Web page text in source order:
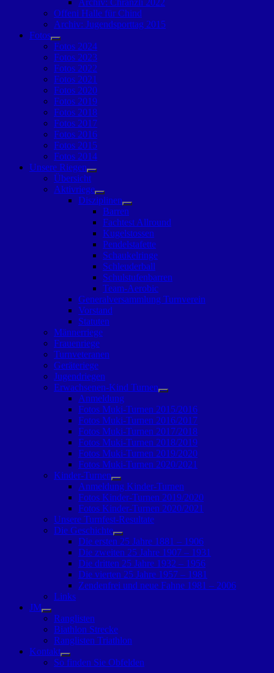
anzeigen
Archiv: Chränzli 2022
Offeni Halle für Chind
Archiv: Jugendsporttag 2015
Fotos
Untermenü
anzeigen
Fotos 2024
Fotos 2023
Fotos 2022
Fotos 2021
Fotos 2020
Fotos 2019
Fotos 2018
Fotos 2017
Fotos 2016
Fotos 2015
Fotos 2014
Unsere Riegen
Untermenü
Übersicht
Aktivriege
Untermenü
anzeigen
Disziplinen
Untermenü
anzeigen
Barren
Fachtest Allround
Kugelstossen
Pendelstafette
Schaukelringe
Schleuderball
Schulstufenbarren
Team-Aerobic
Generalversammlung Turnverein
Vorstand
Statuten
Männerriege
Frauenriege
Turnveteranen
Geräteriege
Jugendriegen
Erwachsenen-Kind Turnen
Untermenü
anzeigen
Anmeldung
Fotos Muki-Turnen 2015/2016
Fotos Muki-Turnen 2016/2017
Fotos Muki-Turnen 2017/2018
Fotos Muki-Turnen 2018/2019
Fotos Muki-Turnen 2019/2020
Fotos Muki-Turnen 2020/2021
Kinder-Turnen
Untermenü
anzeigen
Anmeldung Kinder-Turnen
Fotos Kinder-Turnen 2019/2020
Fotos Kinder-Turnen 2020/2021
Unsere Turnfest-Resultate
Die Geschichte
Untermenü
anzeigen
Die ersten 25 Jahre 1881 – 1906
Die zweiten 25 Jahre 1907 – 1931
Die dritten 25 Jahre 1932 – 1956
Die vierten 25 Jahre 1957 – 1981
Zendenfrei und neue Fahne 1981 – 2006
Links
JM
Untermenü
anzeigen
Ranglisten
Biathlon Strecke
Ranglisten Triathlon
Kontakt
Untermenü
anzeigen
So finden Sie Obfelden